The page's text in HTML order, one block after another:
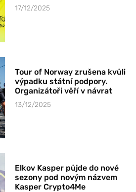
17/12/2025
Tour of Norway zrušena kvůli
výpadku státní podpory.
Organizátoři věří v návrat
13/12/2025
Elkov Kasper půjde do nové
sezony pod novým názvem
Kasper Crypto4Me